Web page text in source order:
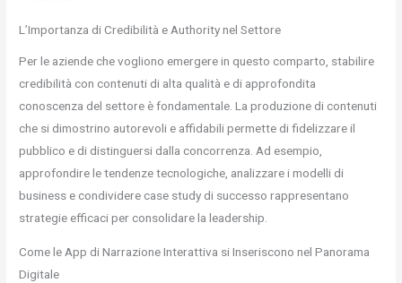
L’Importanza di Credibilità e Authority nel Settore
Per le aziende che vogliono emergere in questo comparto, stabilire
credibilità con contenuti di alta qualità e di approfondita
conoscenza del settore è fondamentale. La produzione di contenuti
che si dimostrino autorevoli e affidabili permette di fidelizzare il
pubblico e di distinguersi dalla concorrenza. Ad esempio,
approfondire le tendenze tecnologiche, analizzare i modelli di
business e condividere case study di successo rappresentano
strategie efficaci per consolidare la leadership.
Come le App di Narrazione Interattiva si Inseriscono nel Panorama
Digitale